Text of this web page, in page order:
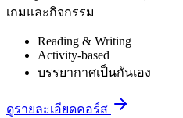
เกมและกิจกรรม
Reading & Writing
Activity-based
บรรยากาศเป็นกันเอง
ดูรายละเอียดคอร์ส